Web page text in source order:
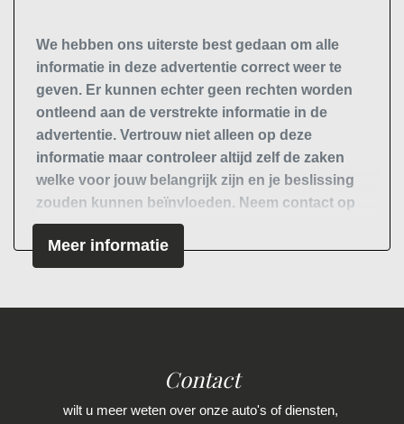
Voorstoelen verwarmd
Overige
Anti blokkeer systeem
Anti doorslip regeling
Apple carplay/android auto
Autonomous emergency braking
Bestuurdersairbag
Elektronisch sper differentieel
Elektronisch stabiliteits programma
We hebben ons uiterste best gedaan om alle
informatie in deze advertentie correct weer te
geven. Er kunnen echter geen rechten worden
ontleend aan de verstrekte informatie in de
advertentie. Vertrouw niet alleen op deze
informatie maar controleer altijd zelf de zaken
welke voor jouw belangrijk zijn en je beslissing
zouden kunnen beïnvloeden. Neem contact op
met de verkoper voor aanvullende vragen.
Meer informatie
Contact
wilt u meer weten over onze auto's of diensten,